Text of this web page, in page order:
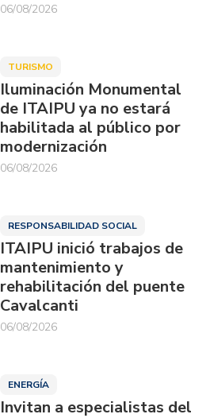
06/08/2026
TURISMO
Iluminación Monumental
de ITAIPU ya no estará
habilitada al público por
modernización
06/08/2026
RESPONSABILIDAD SOCIAL
ITAIPU inició trabajos de
mantenimiento y
rehabilitación del puente
Cavalcanti
06/08/2026
ENERGÍA
Invitan a especialistas del